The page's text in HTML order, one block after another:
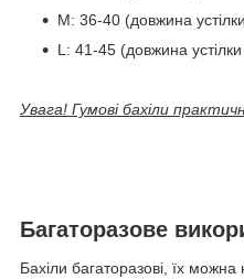
M: 36-40 (довжина
L: 41-45 (довжина
Увага! Гумові бахіли
Багаторазове
Бахіли багаторазові, їх